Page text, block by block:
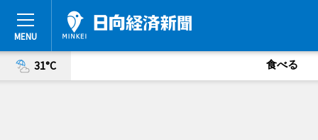
31°C 食べる